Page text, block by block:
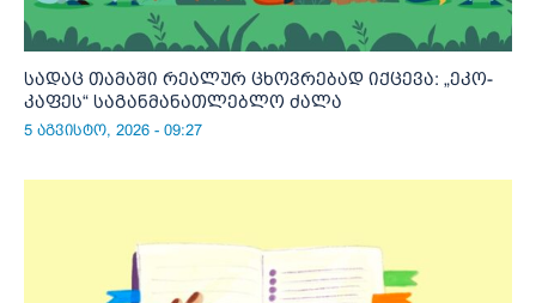
სადაც თამაში რეალურ ცხოვრებად იქცევა: „ეკო-
კაფეს“ საგანმანათლებლო ძალა
5 აგვისტო, 2026 - 09:27